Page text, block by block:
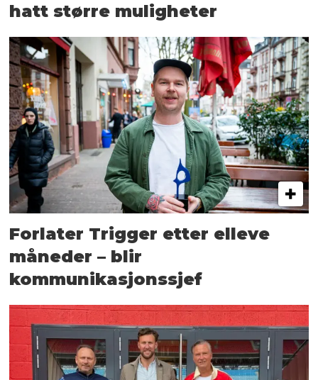
hatt større muligheter
Forlater Trigger etter elleve
måneder – blir
kommunikasjonssjef